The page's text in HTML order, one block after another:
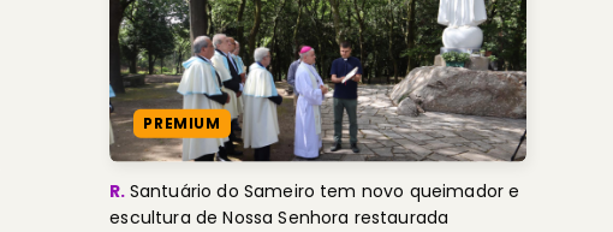
PREMIUM
R. Santuário do Sameiro tem novo queimador e
escultura de Nossa Senhora restaurada